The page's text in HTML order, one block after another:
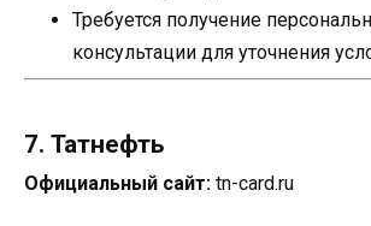
Требуется получение
консультации для уточнения
7. Татнефть
Официальный сайт: tn-card.ru